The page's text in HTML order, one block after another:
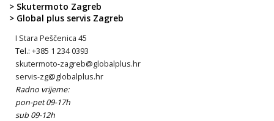
> Skutermoto Zagreb
> Global plus servis Zagreb
I Stara Peščenica 45
Tel.: +385 1 234 0393
skutermoto-zagreb@globalplus.hr
servis-zg@globalplus.hr
Radno vrijeme:
pon-pet 09-17h
sub 09-12h